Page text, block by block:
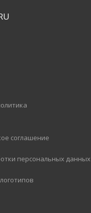
соглашение
персональных данных